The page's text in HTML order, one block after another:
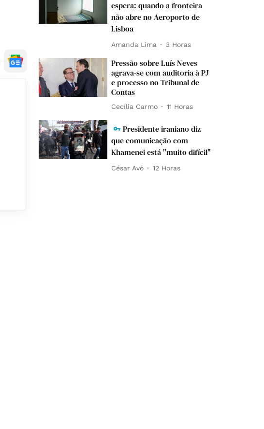
espera: quando a fronteira
não abre no Aeroporto de
Lisboa
Amanda Lima 3 Horas
Pressão sobre Luís Neves
agrava-se com auditoria à PJ
e processo no Tribunal de
Contas
Cecília Carmo 11 Horas
Presidente iraniano diz
que comunicação com
Khamenei está "muito difícil"
César Avó 12 Horas